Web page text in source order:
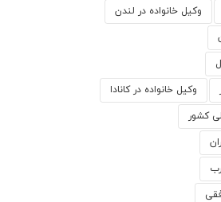
وکیل خانواده در لندن
وکیل خانواده در کانادا
کشور